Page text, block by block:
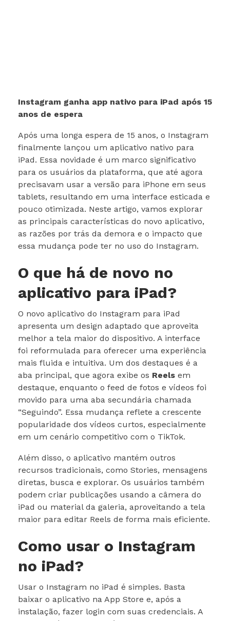
Instagram ganha app nativo para iPad após 15
anos de espera
Após uma longa espera de 15 anos, o Instagram
finalmente lançou um aplicativo nativo para
iPad. Essa novidade é um marco significativo
para os usuários da plataforma, que até agora
precisavam usar a versão para iPhone em seus
tablets, resultando em uma interface esticada e
pouco otimizada. Neste artigo, vamos explorar
as principais características do novo aplicativo,
as razões por trás da demora e o impacto que
essa mudança pode ter no uso do Instagram.
O que há de novo no
aplicativo para iPad?
O novo aplicativo do Instagram para iPad
apresenta um design adaptado que aproveita
melhor a tela maior do dispositivo. A interface
foi reformulada para oferecer uma experiência
mais fluida e intuitiva. Um dos destaques é a
aba principal, que agora exibe os Reels em
destaque, enquanto o feed de fotos e vídeos foi
movido para uma aba secundária chamada
“Seguindo”. Essa mudança reflete a crescente
popularidade dos vídeos curtos, especialmente
em um cenário competitivo com o TikTok.
Além disso, o aplicativo mantém outros
recursos tradicionais, como Stories, mensagens
diretas, busca e explorar. Os usuários também
podem criar publicações usando a câmera do
iPad ou material da galeria, aproveitando a tela
maior para editar Reels de forma mais eficiente.
Como usar o Instagram
no iPad?
Usar o Instagram no iPad é simples. Basta
baixar o aplicativo na App Store e, após a
instalação, fazer login com suas credenciais. A